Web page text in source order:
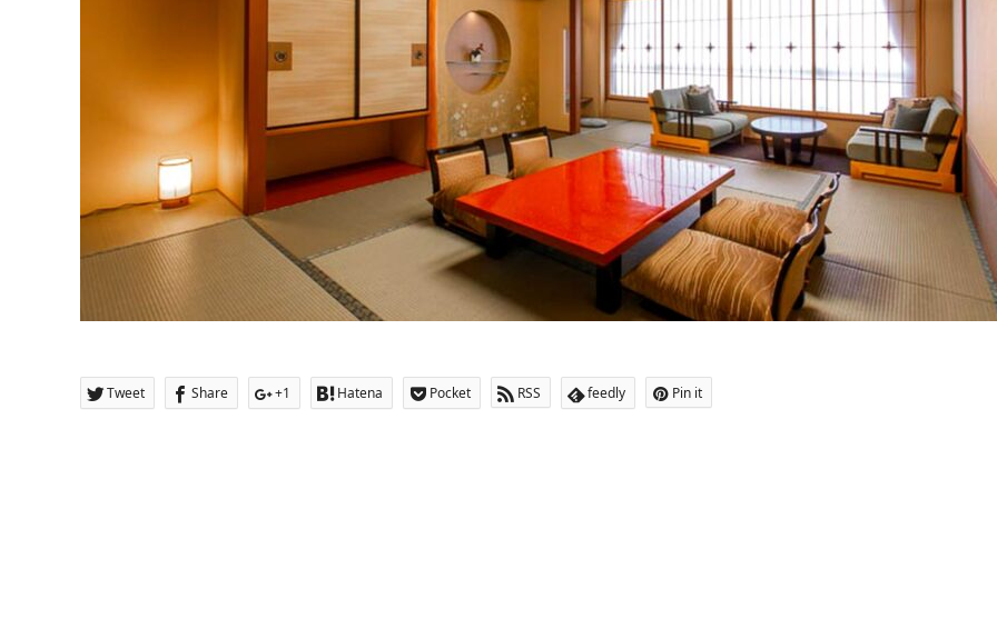
Tweet Share +1 Hatena Pocket RSS feedly Pin it